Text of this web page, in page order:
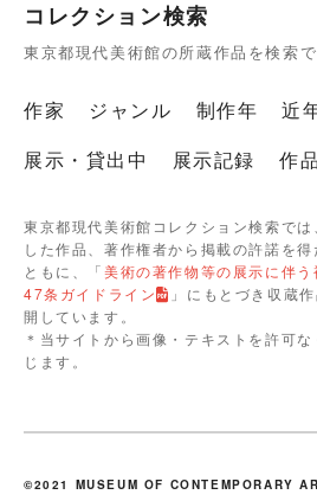
コレクション検索
東京都現代美術館の所蔵作品を検索
作家 ジャンル 制作年
近
展示・貸出中
展示記録 作
東京都現代美術館コレクション検索で
した作品、著作権者から掲載の許諾を
ともに、「美術の著作物等の展示に伴
47条ガイドライン
」にもとづき収蔵
開しています。
＊当サイトから画像・テキストを許可
じます。
©2021 MUSEUM OF CONTEMPORARY